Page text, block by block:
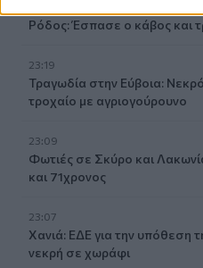
Ρόδος: Έσπασε ο κάβος και
23:19
Τραγωδία στην Εύβοια:
τροχαίο με αγριογούρουνο
23:09
Φωτιές σε Σκύρο και
και 71χρονος
23:07
Χανιά: ΕΔΕ για την υπόθεση
νεκρή σε χωράφι